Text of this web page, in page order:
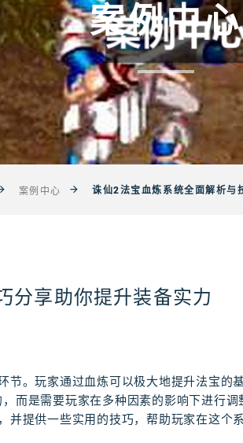
案例中心
案例中心 诛仙2法宝血炼系统全面解析与
分享助你提升装备实力
节。玩家通过血炼可以极大地提升法宝的
而是需要玩家在多种因素的影响下进行调
提供一些实用的技巧，帮助玩家在这个